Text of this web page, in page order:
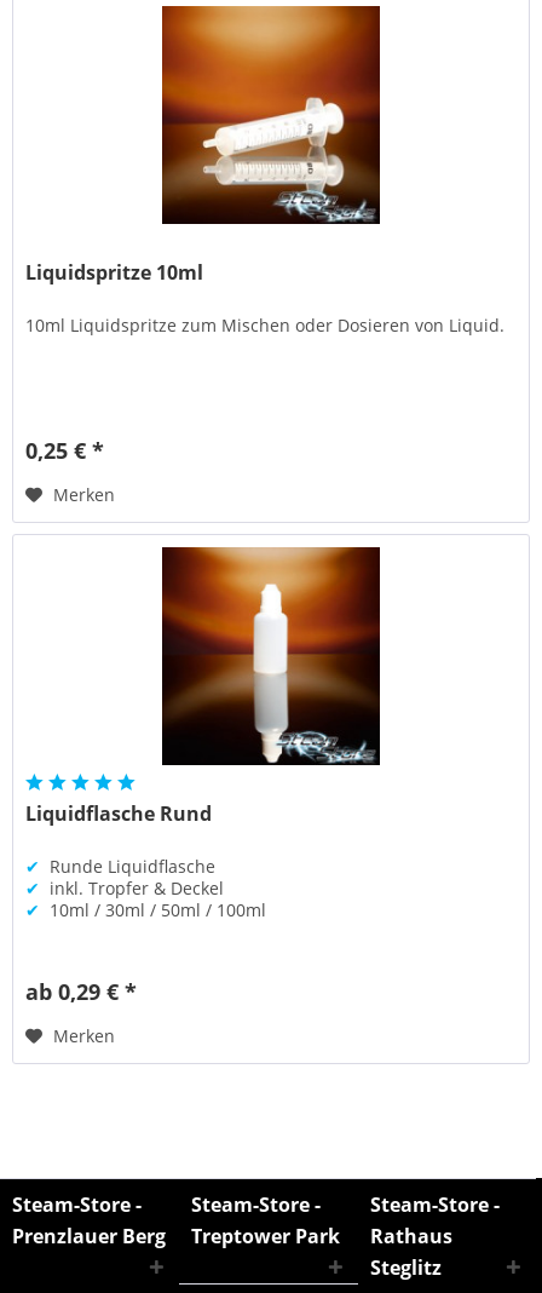
Liquidspritze 10ml
10ml Liquidspritze zum Mischen oder Dosieren von Liquid.
0,25 € *
Merken
Liquidflasche Rund
✔ Runde Liquidflasche
✔ inkl. Tropfer & Deckel
✔ 10ml / 30ml / 50ml / 100ml
ab 0,29 € *
Merken
Steam-Store -
Prenzlauer Berg
Steam-Store -
Treptower Park
Steam-Store -
Rathaus
Steglitz